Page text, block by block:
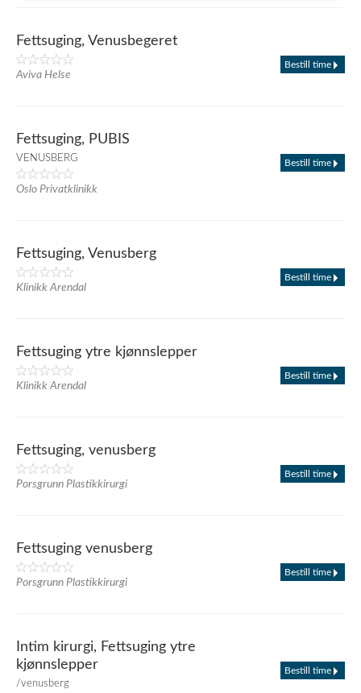
Fettsuging, Venusbegeret
Aviva Helse
Bestill time
Fettsuging, PUBIS
VENUSBERG
Oslo Privatklinikk
Bestill time
Fettsuging, Venusberg
Klinikk Arendal
Bestill time
Fettsuging ytre kjønnslepper
Klinikk Arendal
Bestill time
Fettsuging, venusberg
Porsgrunn Plastikkirurgi
Bestill time
Fettsuging venusberg
Porsgrunn Plastikkirurgi
Bestill time
Intim kirurgi, Fettsuging ytre
kjønnslepper
/venusberg
Bestill time